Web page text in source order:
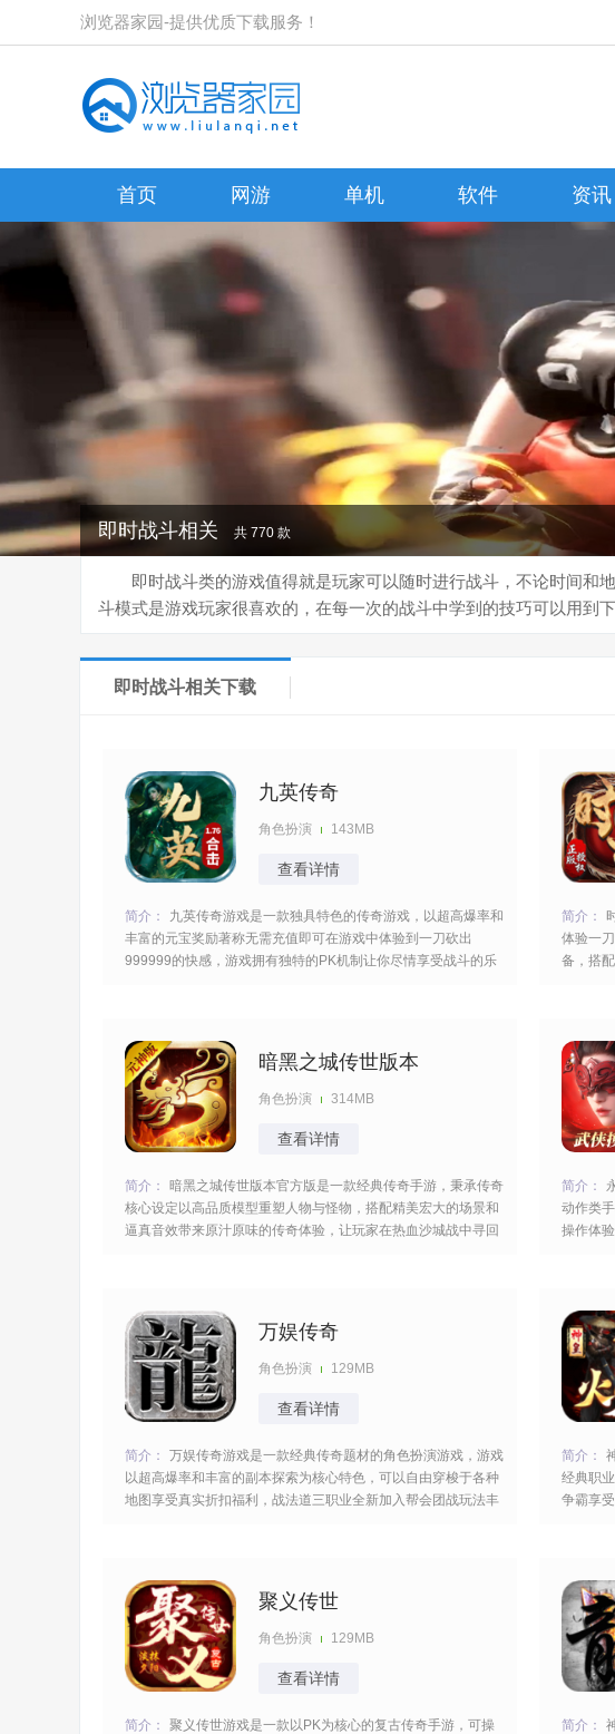
浏览器家园-提供优质下载服务！
首页 网游 单机 软件 资讯
即时战斗相关 共 770 款
即时战斗类的游戏值得就是玩家可以随时进行战斗，不论时间和
斗模式是游戏玩家很喜欢的，在每一次的战斗中学到的技巧可以用到
即时战斗相关下载
九英传奇
角色扮演 143MB
查看详情
简介：
九英传奇游戏是一款独具特色的传奇游戏，以超高爆率和
丰富的元宝奖励著称无需充值即可在游戏中体验到一刀砍出
999999的快感，游戏拥有独特的PK机制让你尽情享受战斗的乐
简介：
体验一
备，搭
暗黑之城传世版本
角色扮演 314MB
查看详情
简介：
暗黑之城传世版本官方版是一款经典传奇手游，秉承传奇
核心设定以高品质模型重塑人物与怪物，搭配精美宏大的场景和
逼真音效带来原汁原味的传奇体验，让玩家在热血沙城战中寻回
简介：
动作类
操作体
万娱传奇
角色扮演 129MB
查看详情
简介：
万娱传奇游戏是一款经典传奇题材的角色扮演游戏，游戏
以超高爆率和丰富的副本探索为核心特色，可以自由穿梭于各种
地图享受真实折扣福利，战法道三职业全新加入帮会团战玩法丰
简介：
经典职
争霸享
聚义传世
角色扮演 129MB
查看详情
简介：
聚义传世游戏是一款以PK为核心的复古传奇手游，可操
简介：